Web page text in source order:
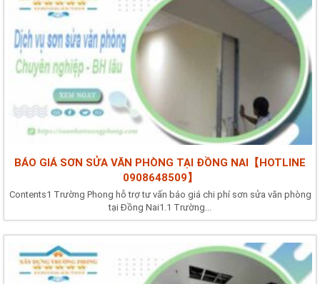
BÁO GIÁ SƠN SỬA VĂN PHÒNG TẠI ĐỒNG NAI【HOTLINE
0908648509】
Contents1 Trường Phong hỗ trợ tư vấn báo giá chi phí sơn sửa văn phòng
tại Đồng Nai1.1 Trường...